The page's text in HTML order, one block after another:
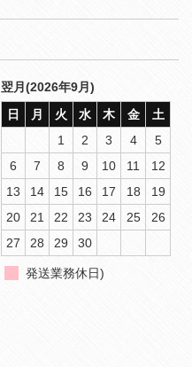
翌月(2026年9月)
日
月 火 水 木 金
土
1
2 3 4
5
6
7 8 9 10 11
12
13
14 15 16 17 18
19
20
21 22 23 24 25
26
27
28 29 30
発送業務休日)